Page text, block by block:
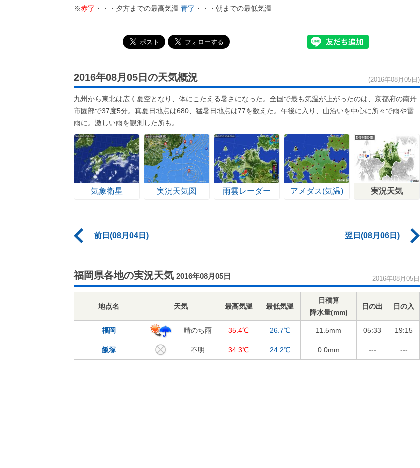
※赤字 ・・・夕方までの最高気温 青字 ・・・朝までの最低気温
2016年08月05日の天気概況 (2016年08月05日)
九州から東北は広く夏空となり、体にこたえる暑さになった。全国で最も気温が上がったのは、京都府の南丹
市園部で37度5分。真夏日地点は680、猛暑日地点は77を数えた。午後に入り、山沿いを中心に所々で雨や雷
雨に。激しい雨を観測した所も。
気象衛星 実況天気図 雨雲レーダー アメダス(気温) 実況天気
前日(08月04日) 翌日(08月06日)
福岡県各地の実況天気 2016年08月05日 2016年08月05日
地点名 天気 最高気温 最低気温
日積算
降水量(mm)
日の出 日の入
福岡 晴のち雨 35.4℃ 26.7℃ 11.5mm 05:33 19:15
飯塚 不明 34.3℃ 24.2℃ 0.0mm --- ---